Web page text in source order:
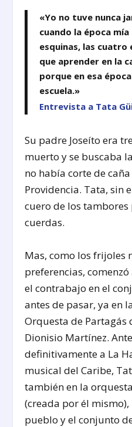
«Yo no tuve nunca
cuando la época
esquinas, las cuatro
que aprender en la
porque en esa
escuela.»
Entrevista a Tata
Su padre Joseíto era
muerto y se buscaba
no había corte de
Providencia. Tata, sin
cuero de los tambores
cuerdas.
Mas, como los frijoles
preferencias,
el contrabajo en el
antes de pasar, ya en
Orquesta de
Dionisio Martínez.
definitivamente a La
musical del Caribe,
también en la
(creada por él mismo),
pueblo y el conjunto